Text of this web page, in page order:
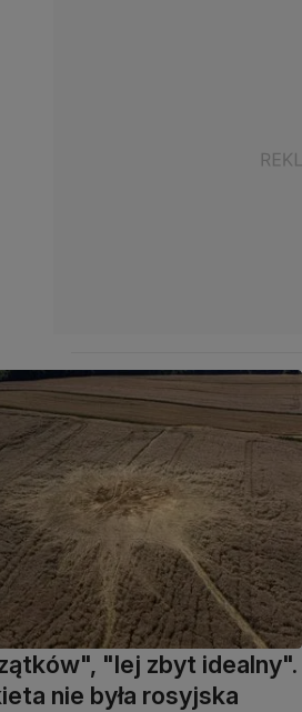
"lej zbyt idealny".
nie była rosyjska